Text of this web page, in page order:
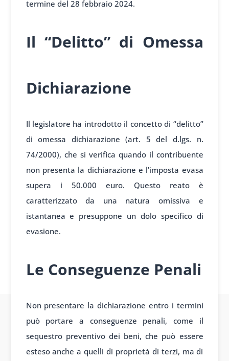
termine del 28 febbraio 2024.
Il “Delitto” di Omessa
Dichiarazione
Il legislatore ha introdotto il concetto di “delitto”
di omessa dichiarazione (art. 5 del d.lgs. n.
74/2000), che si verifica quando il contribuente
non presenta la dichiarazione e l’imposta evasa
supera i 50.000 euro. Questo reato è
caratterizzato da una natura omissiva e
istantanea e presuppone un dolo specifico di
evasione.
Le Conseguenze Penali
Non presentare la dichiarazione entro i termini
può portare a conseguenze penali, come il
sequestro preventivo dei beni, che può essere
esteso anche a quelli di proprietà di terzi, ma di